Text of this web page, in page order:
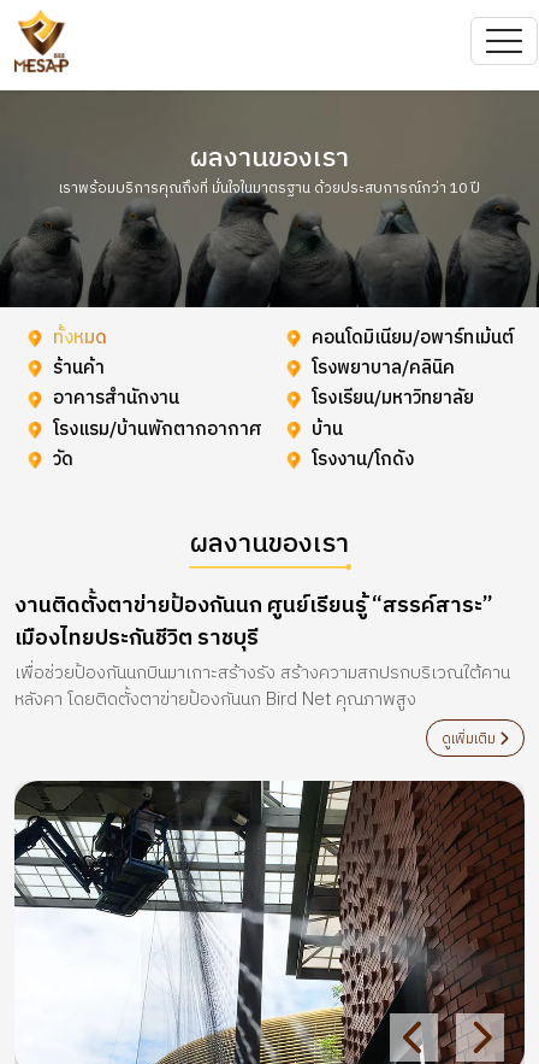
ผลงานของเรา
เราพร้อมบริการคุณถึงที่ มั่นใจในมาตรฐาน ด้วยประสบการณ์กว่า 10 ปี
ทั้งหมด
ร้านค้า
อาคารสำนักงาน
โรงแรม/บ้านพักตากอากาศ
วัด
คอนโดมิเนียม/อพาร์ทเม้นต์
โรงพยาบาล/คลินิค
โรงเรียน/มหาวิทยาลัย
บ้าน
โรงงาน/โกดัง
ผลงานของเรา
งานติดตั้งตาข่ายป้องกันนก ศูนย์เรียนรู้​ “สรรค์สาระ” ​
เมืองไทยประกันชีวิต ราชบุรี
เพื่อช่วยป้องกันนกบินมาเกาะสร้างรัง สร้างความสกปรกบริเวณใต้คาน
หลังคา โดยติดตั้งตาข่ายป้องกันนก Bird Net คุณภาพสูง
ดูเพิ่มเติม